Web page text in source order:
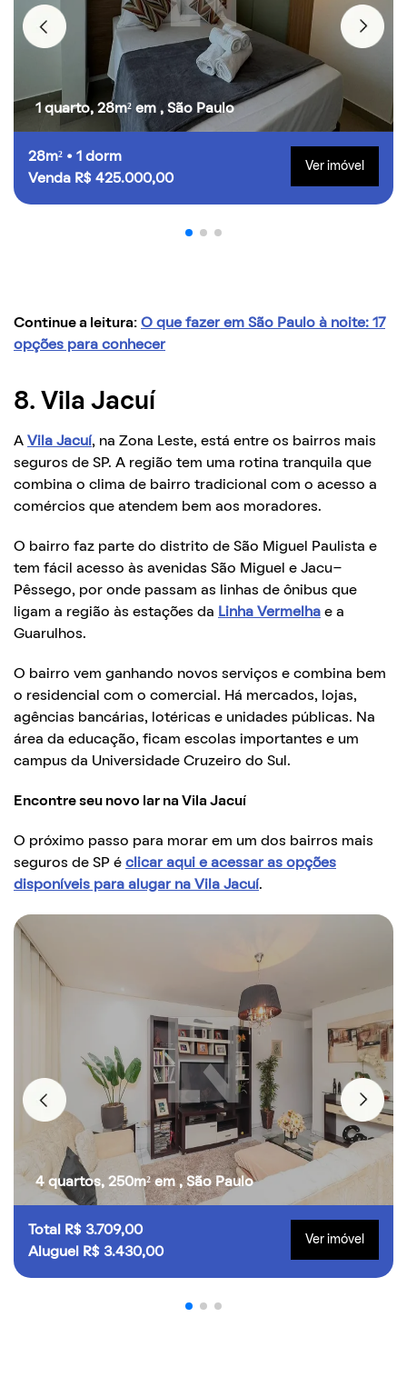
1 quarto, 28m² em , São Paulo
28m² • 1 dorm
Venda R$ 425.000,00
Ver imóvel
Continue a leitura: O que fazer em São Paulo à noite: 17
opções para conhecer
8. Vila Jacuí
A Vila Jacuí, na Zona Leste, está entre os bairros mais
seguros de SP. A região tem uma rotina tranquila que
combina o clima de bairro tradicional com o acesso a
comércios que atendem bem aos moradores.
O bairro faz parte do distrito de São Miguel Paulista e
tem fácil acesso às avenidas São Miguel e Jacu-
Pêssego, por onde passam as linhas de ônibus que
ligam a região às estações da Linha Vermelha e a
Guarulhos.
O bairro vem ganhando novos serviços e combina bem
o residencial com o comercial. Há mercados, lojas,
agências bancárias, lotéricas e unidades públicas. Na
área da educação, ficam escolas importantes e um
campus da Universidade Cruzeiro do Sul.
Encontre seu novo lar na Vila Jacuí
O próximo passo para morar em um dos bairros mais
seguros de SP é clicar aqui e acessar as opções
disponíveis para alugar na Vila Jacuí.
4 quartos, 250m² em , São Paulo
Total R$ 3.709,00
Aluguel R$ 3.430,00
Ver imóvel